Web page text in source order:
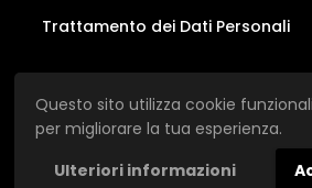
Questo sito utilizza cookie
per migliorare la tua esperienza.
Ulteriori informazioni
Trattamento dei Dati Personali
Questo sito non rappresenta una testata
giornalistica in quanto viene aggiornato senza
alcuna periodicità.